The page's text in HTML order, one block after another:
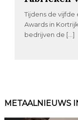
Tijdens de
Awards in
bedrijven de […]
METAALNIEUWS